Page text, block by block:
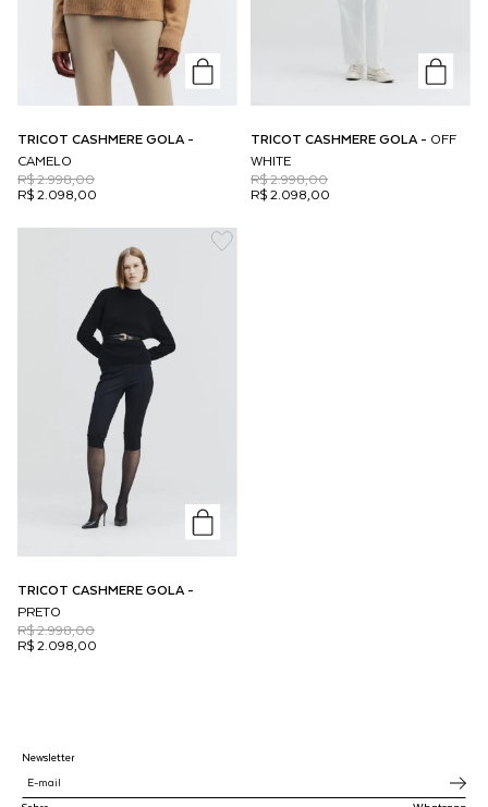
TRICOT CASHMERE GOLA -
CAMELO
R$ 2.098,00
R$ 2.998,00
TRICOT CASHMERE GOLA - OFF
WHITE
R$ 2.098,00
R$ 2.998,00
TRICOT CASHMERE GOLA -
PRETO
R$ 2.098,00
R$ 2.998,00
Newsletter